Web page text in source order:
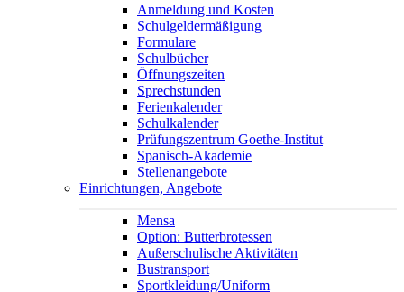
Anmeldung und Kosten
Schulgeldermäßigung
Formulare
Schulbücher
Öffnungszeiten
Sprechstunden
Ferienkalender
Schulkalender
Prüfungszentrum Goethe-Institut
Spanisch-Akademie
Stellenangebote
Einrichtungen, Angebote
Mensa
Option: Butterbrotessen
Außerschulische Aktivitäten
Bustransport
Sportkleidung/Uniform